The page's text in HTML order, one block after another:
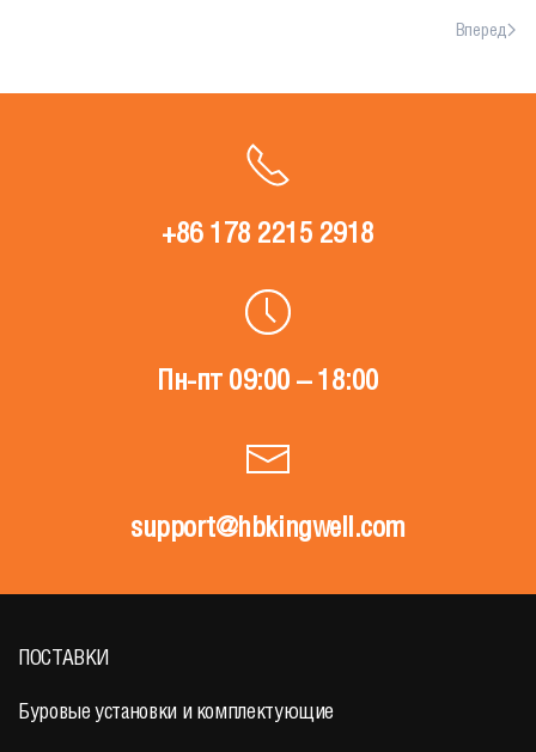
Вперед
+86 178 2215 2918
Пн-пт 09:00 – 18:00
support@hbkingwell.com
ПОСТАВКИ
Буровые установки и комплектующие